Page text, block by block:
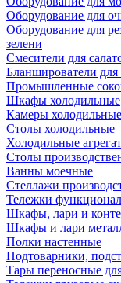
Оборудование для
Оборудование для
зелени
Смесители для
Бланширователи
Промышленные
Шкафы холодильные
Камеры холодильные
Столы холодильные
Холодильные
Столы
Ванны моечные
Стеллажи
Тележки
Шкафы, лари и
Шкафы и лари
Полки настенные
Подтоварники,
Тары переносные